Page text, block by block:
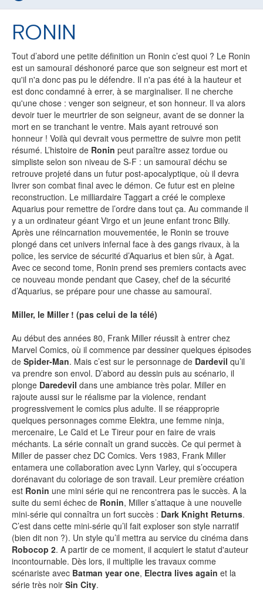
VOIR TOUTES LES RUBRIQUES
BD JEUNESSE
LIVRE FILM
SÉRIE TV
ÉVÉNEMENTS
CONVENTION
SPECTACLE
DÉBAT
EMISSION
AUTEURS&ÉDITEURS
AUTEURS & ARTISTES
EDITEURS & COLLECTIONS
LES PARUTIONS/SORTIES
NEWSLETTER
S'ABONNER
En indiquant votre adresse mail ci-dessus, vous consentez à recevoir des mails de la
part d'Actusf. Vous pouvez vous désinscrire à tout moment à travers les liens de
RONIN
Tout d’abord une petite définition un Ronin c’est quoi ? Le Ronin
est un samouraï déshonoré parce que son seigneur est mort et
qu'il n'a donc pas pu le défendre. Il n'a pas été à la hauteur et
est donc condamné à errer, à se marginaliser. Il ne cherche
qu'une chose : venger son seigneur, et son honneur. Il va alors
devoir tuer le meurtrier de son seigneur, avant de se donner la
mort en se tranchant le ventre. Mais ayant retrouvé son
honneur ! Voilà qui devrait vous permettre de suivre mon petit
résumé. L’histoire de Ronin peut paraître assez tordue ou
simpliste selon son niveau de S-F : un samouraï déchu se
retrouve projeté dans un futur post-apocalyptique, où il devra
livrer son combat final avec le démon. Ce futur est en pleine
reconstruction. Le milliardaire Taggart a créé le complexe
Aquarius pour remettre de l’ordre dans tout ça. Au commande il
y a un ordinateur géant Virgo et un jeune enfant tronc Billy.
Après une réincarnation mouvementée, le Ronin se trouve
plongé dans cet univers infernal face à des gangs rivaux, à la
police, les service de sécurité d’Aquarius et bien sûr, à Agat.
Avec ce second tome, Ronin prend ses premiers contacts avec
ce nouveau monde pendant que Casey, chef de la sécurité
d’Aquarius, se prépare pour une chasse au samouraï.
Miller, le Miller ! (pas celui de la télé)
Au début des années 80, Frank Miller réussit à entrer chez
Marvel Comics, où il commence par dessiner quelques épisodes
de Spider-Man. Mais c’est sur le personnage de Dardevil qu’il
va prendre son envol. D’abord au dessin puis au scénario, il
plonge Daredevil dans une ambiance très polar. Miller en
rajoute aussi sur le réalisme par la violence, rendant
progressivement le comics plus adulte. Il se réapproprie
quelques personnages comme Elektra, une femme ninja,
mercenaire, Le Caïd et Le Tireur pour en faire de vrais
méchants. La série connaît un grand succès. Ce qui permet à
Miller de passer chez DC Comics. Vers 1983, Frank Miller
entamera une collaboration avec Lynn Varley, qui s’occupera
dorénavant du coloriage de son travail. Leur première création
est Ronin une mini série qui ne rencontrera pas le succès. A la
suite du semi échec de Ronin, Miller s’attaque à une nouvelle
mini-série qui connaîtra un fort succès : Dark Knight Returns.
C’est dans cette mini-série qu’il fait exploser son style narratif
(bien dit non ?). Un style qu’il mettra au service du cinéma dans
Robocop 2. A partir de ce moment, il acquiert le statut d'auteur
incontournable. Dès lors, il multiplie les travaux comme
scénariste avec Batman year one, Electra lives again et la
série très noir Sin City.